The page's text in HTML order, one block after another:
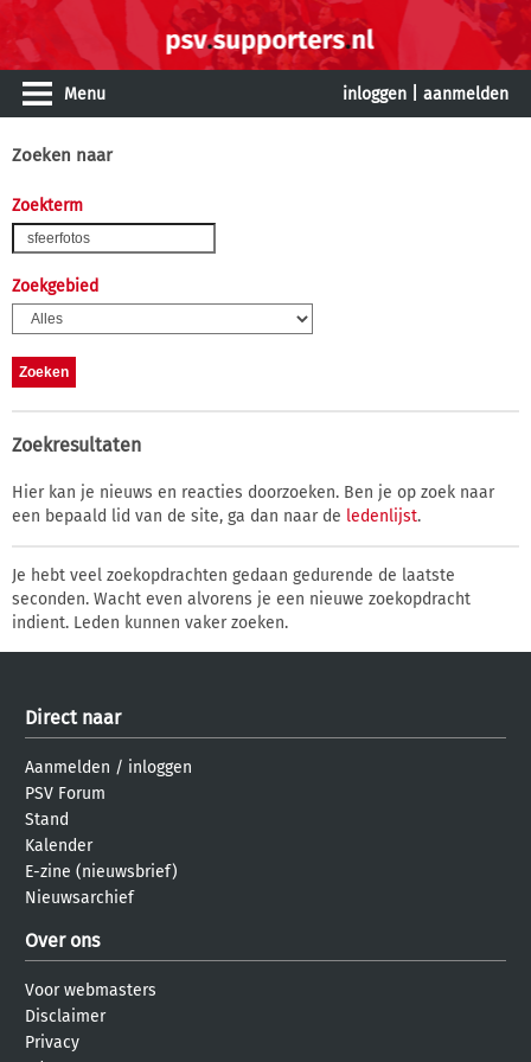
Menu inloggen aanmelden
Zoeken naar
Zoekterm
Zoekgebied
Zoekresultaten
Hier kan je nieuws en reacties doorzoeken. Ben je op zoek naar
een bepaald lid van de site, ga dan naar de ledenlijst.
Je hebt veel zoekopdrachten gedaan gedurende de laatste
seconden. Wacht even alvorens je een nieuwe zoekopdracht
indient. Leden kunnen vaker zoeken.
Direct naar
Aanmelden / inloggen
PSV Forum
Stand
Kalender
E-zine (nieuwsbrief)
Nieuwsarchief
Over ons
Voor webmasters
Disclaimer
Privacy